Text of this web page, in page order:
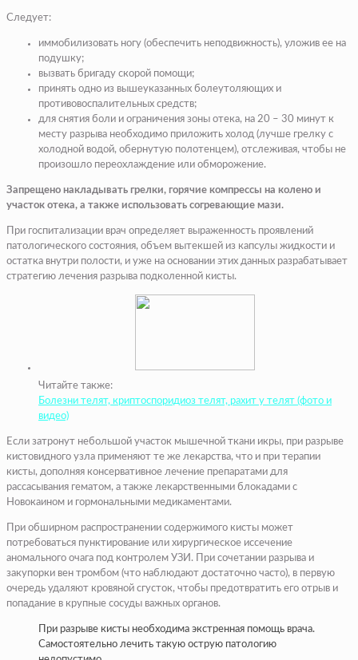
Следует:
иммобилизовать ногу (обеспечить неподвижность), уложив ее на
подушку;
вызвать бригаду скорой помощи;
принять одно из вышеуказанных болеутоляющих и
противовоспалительных средств;
для снятия боли и ограничения зоны отека, на 20 – 30 минут к
месту разрыва необходимо приложить холод (лучше грелку с
холодной водой, обернутую полотенцем), отслеживая, чтобы не
произошло переохлаждение или обморожение.
Запрещено накладывать грелки, горячие компрессы на колено и
участок отека, а также использовать согревающие мази.
При госпитализации врач определяет выраженность проявлений
патологического состояния, объем вытекшей из капсулы жидкости и
остатка внутри полости, и уже на основании этих данных разрабатывает
стратегию лечения разрыва подколенной кисты.
Читайте также:
Болезни телят, криптоспоридиоз телят, рахит у телят (фото и
видео)
Если затронут небольшой участок мышечной ткани икры, при разрыве
кистовидного узла применяют те же лекарства, что и при терапии
кисты, дополняя консервативное лечение препаратами для
рассасывания гематом, а также лекарственными блокадами с
Новокаином и гормональными медикаментами.
При обширном распространении содержимого кисты может
потребоваться пунктирование или хирургическое иссечение
аномального очага под контролем УЗИ. При сочетании разрыва и
закупорки вен тромбом (что наблюдают достаточно часто), в первую
очередь удаляют кровяной сгусток, чтобы предотвратить его отрыв и
попадание в крупные сосуды важных органов.
При разрыве кисты необходима экстренная помощь врача.
Самостоятельно лечить такую острую патологию